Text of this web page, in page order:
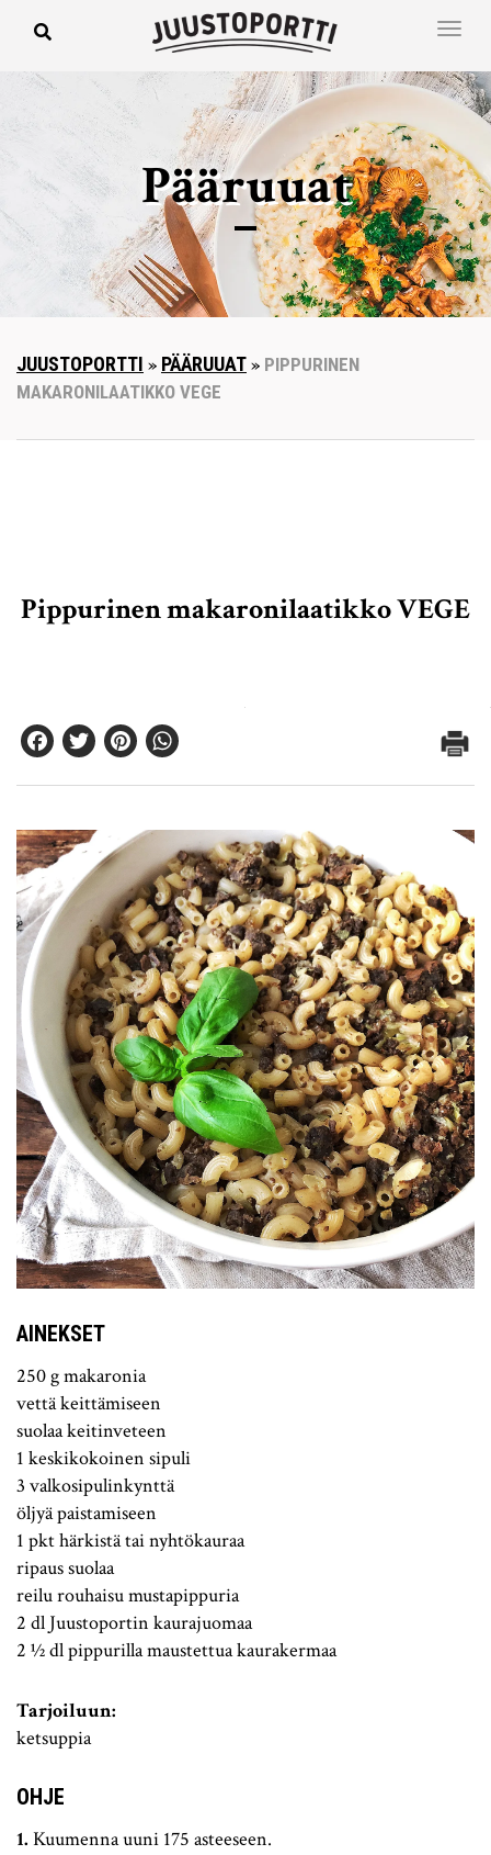
Pääruuat
JUUSTOPORTTI » PÄÄRUUAT» PIPPURINEN
MAKARONILAATIKKO VEGE
Pippurinen makaronilaatikko VEGE
Facebook
TwitterPinterest
AINEKSET
250 g makaronia
vettä keittämiseen
suolaa keitinveteen
1 keskikokoinen sipuli
3 valkosipulinkynttä
öljyä paistamiseen
1 pkt härkistä tai nyhtökauraa
ripaus suolaa
reilu rouhaisu mustapippuria
2 dl Juustoportin kaurajuomaa
2 ½ dl pippurilla maustettua kaurakermaa
Tarjoiluun:
ketsuppia
OHJE
Kuumenna uuni 175 asteeseen.